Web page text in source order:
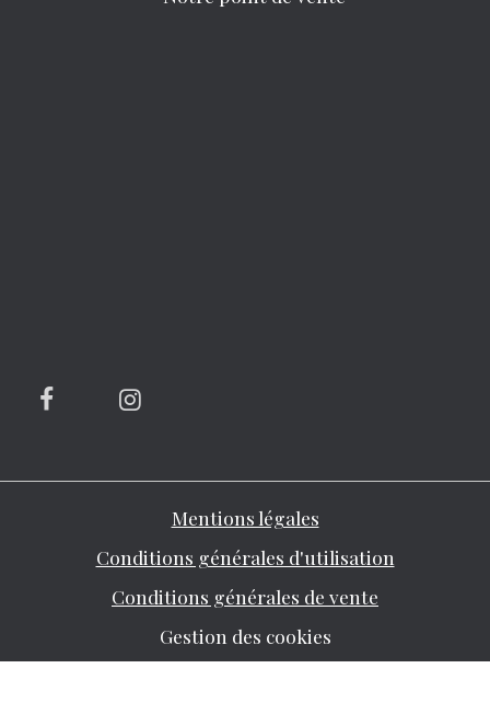
Mentions légales
Conditions générales d'utilisation
Conditions générales de vente
Gestion des cookies